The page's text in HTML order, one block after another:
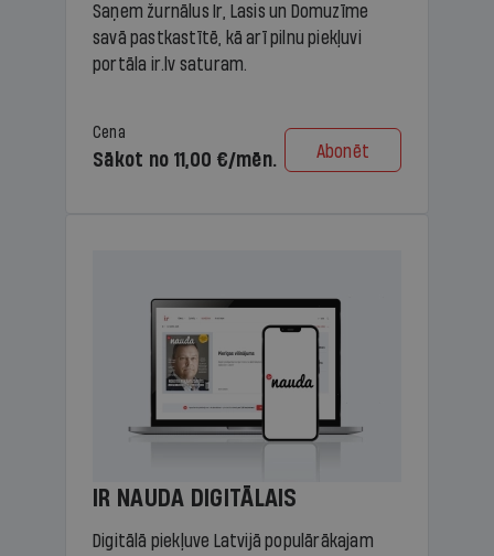
Saņem žurnālus Ir, Lasis un Domuzīme
savā pastkastītē, kā arī pilnu piekļuvi
portāla ir.lv saturam.
Cena
Sākot no 11,00 €/mēn. Abonēt
IR NAUDA DIGITĀLAIS
Digitālā piekļuve Latvijā populārākajam